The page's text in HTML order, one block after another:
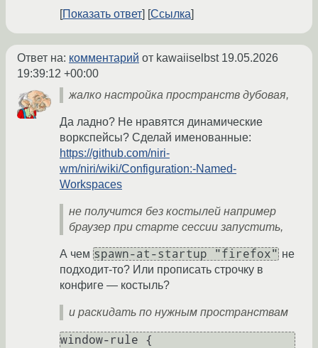
Показать ответ
Ссылка
Ответ на: комментарий от kawaiiselbst 19.05.2026
19:39:12 +00:00
жалко настройка пространств дубовая,
Да ладно? Не нравятся динамические
воркспейсы? Сделай именованные:
https://github.com/niri-
wm/niri/wiki/Configuration:-Named-
Workspaces
не получится без костылей например
браузер при старте сессии запустить,
А чем spawn-at-startup "firefox" не
подходит-то? Или прописать строчку в
конфиге — костыль?
и раскидать по нужным пространствам
window-rule {